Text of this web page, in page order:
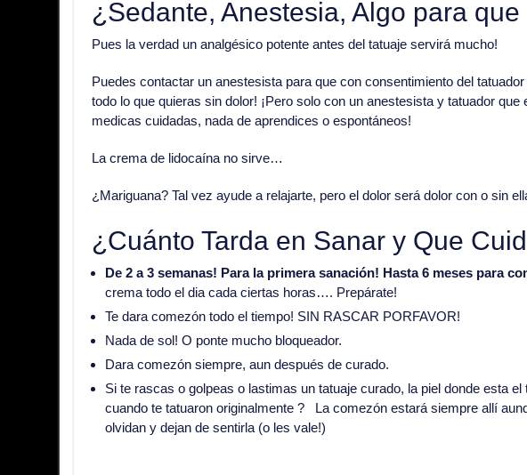
¿Sedante, Anestesia, Algo para
Pues la verdad un analgésico potente antes del tatuaje servirá mucho!
Puedes contactar un anestesista para que con consentimiento del
todo lo que quieras sin dolor! ¡Pero solo con un anestesista y tatuador
medicas cuidadas, nada de aprendices o espontáneos!
La crema de lidocaína no sirve…
¿Mariguana? Tal vez ayude a relajarte, pero el dolor será dolor con o sin
¿Cuánto Tarda en Sanar y Que
De 2 a 3 semanas! Para la primera sanación! Hasta 6 meses para
crema todo el dia cada ciertas horas…. Prepárate!
Te dara comezón todo el tiempo! SIN RASCAR PORFAVOR!
Nada de sol! O ponte mucho bloqueador.
Dara comezón siempre, aun después de curado.
Si te rascas o golpeas o lastimas un tatuaje curado, la piel donde esta
cuando te tatuaron originalmente ? La comezón estará siempre allí
olvidan y dejan de sentirla (o les vale!)